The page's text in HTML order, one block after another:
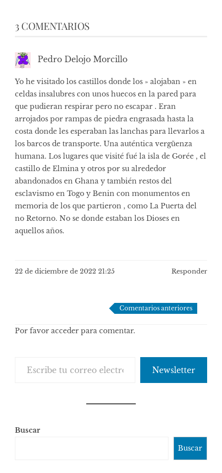
3 COMENTARIOS
Pedro Delojo Morcillo
Yo he visitado los castillos donde los » alojaban » en
celdas insalubres con unos huecos en la pared para
que pudieran respirar pero no escapar . Eran
arrojados por rampas de piedra engrasada hasta la
costa donde les esperaban las lanchas para llevarlos a
los barcos de transporte. Una auténtica vergüenza
humana. Los lugares que visité fué la isla de Gorée , el
castillo de Elmina y otros por su alrededor
abandonados en Ghana y también restos del
esclavismo en Togo y Benin con monumentos en
memoria de los que partieron , como La Puerta del
no Retorno. No se donde estaban los Dioses en
aquellos años.
22 de diciembre de 2022 21:25 Responder
comentarios
Comentarios anteriores
Por favor acceder para comentar.
Newsletter
Buscar
Buscar